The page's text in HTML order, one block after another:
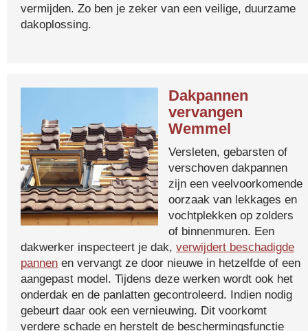
vermijden. Zo ben je zeker van een veilige, duurzame
dakoplossing.
Dakpannen
vervangen
Wemmel
Versleten, gebarsten of
verschoven dakpannen
zijn een veelvoorkomende
oorzaak van lekkages en
vochtplekken op zolders
of binnenmuren. Een
dakwerker inspecteert je dak, verwijdert beschadigde
pannen en vervangt ze door nieuwe in hetzelfde of een
aangepast model. Tijdens deze werken wordt ook het
onderdak en de panlatten gecontroleerd. Indien nodig
gebeurt daar ook een vernieuwing. Dit voorkomt
verdere schade en herstelt de beschermingsfunctie